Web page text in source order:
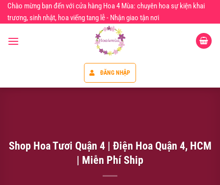
Chuyển
đến
dung
Chào mừng bạn đến với cửa hàng Hoa 4 Mùa: chuyên hoa sự kiện khai
trương, sinh nhật, hoa viếng tang lễ - Nhận giao tận nơi
ĐĂNG NHẬP
Shop Hoa Tươi Quận 4 | Điện Hoa Quận 4, HCM
| Miễn Phí Ship